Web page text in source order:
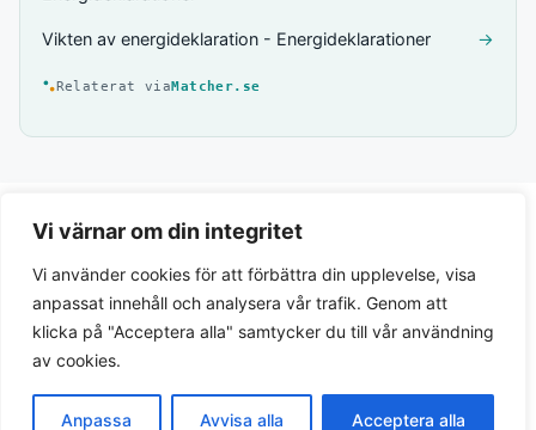
Vi värnar om din integritet
Vi använder cookies för att förbättra din upplevelse, visa
anpassat innehåll och analysera vår trafik. Genom att
klicka på "Acceptera alla" samtycker du till vår användning
av cookies.
Anpassa Avvisa alla Acceptera alla
Vikten av energideklaration - Energideklarationer →
Relaterat viaMatcher.se
Integritetspolicy